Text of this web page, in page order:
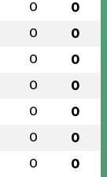
0 0
0 0
0 0
0 0
0 0
0 0
0 0